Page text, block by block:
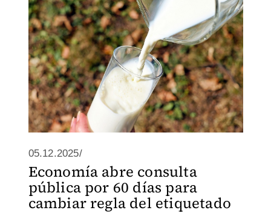
05.12.2025/
Economía abre consulta
pública por 60 días para
cambiar regla del etiquetado